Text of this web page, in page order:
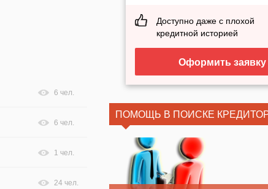
6 чел.
6 чел.
1 чел.
24 чел.
Доступно даже с плохой
кредитной историей
Оформить заявку
ПОМОЩЬ В ПОИСКЕ